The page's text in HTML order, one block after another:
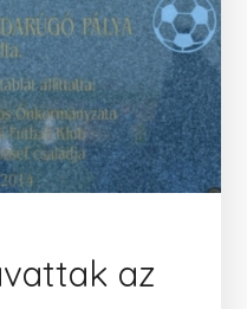
az